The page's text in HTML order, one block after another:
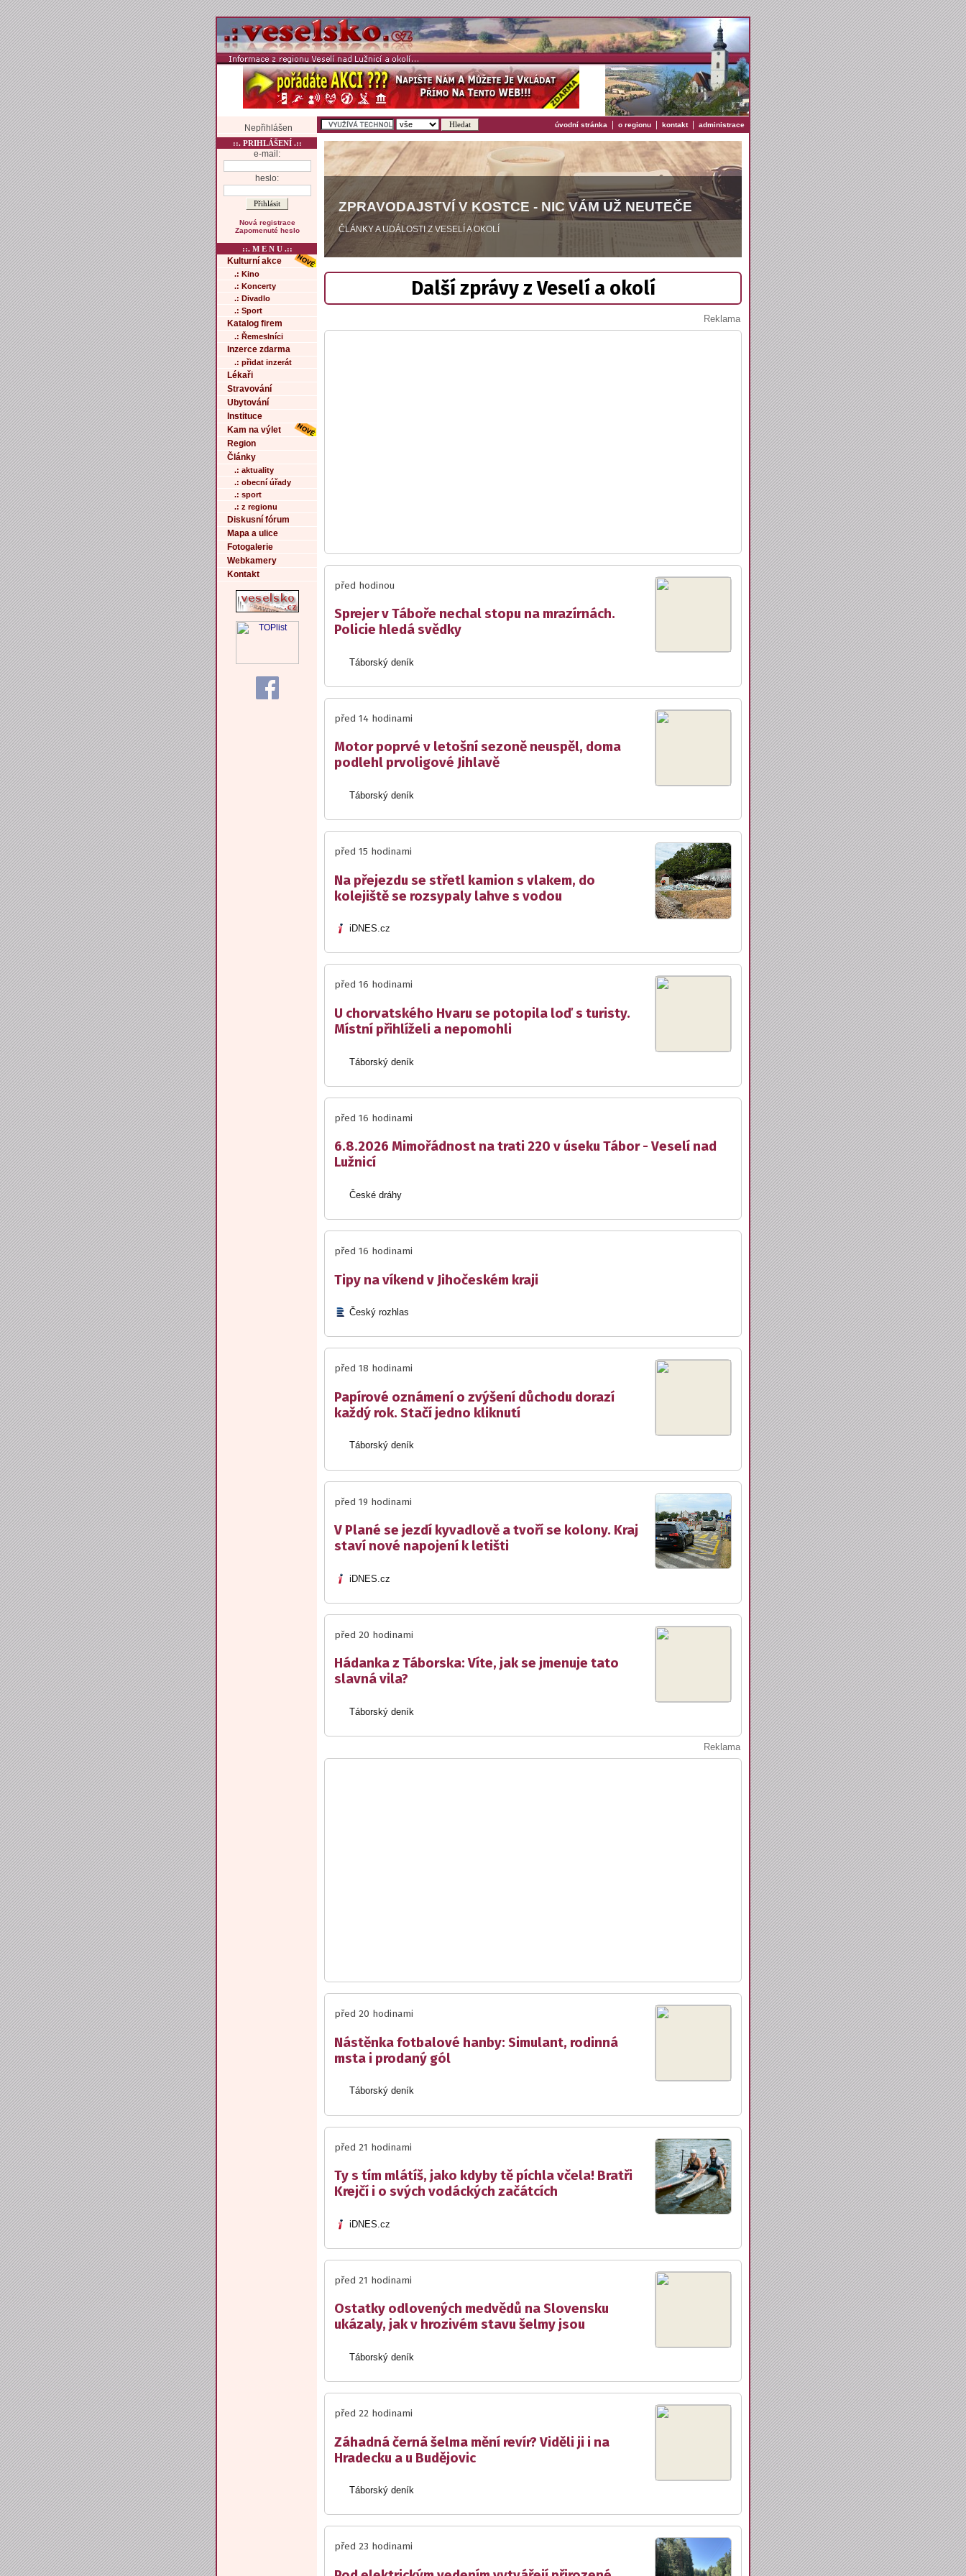
Nepřihlášen úvodní stránka | o regionu | kontakt| administrace
::. PRIHLÁŠENÍ .::
e-mail:
heslo:
Nová registrace
Zapomenuté heslo
::. M E N U .::
Kulturní akce
.: Kino
.: Koncerty
.: Divadlo
.: Sport
Katalog firem
.: Řemeslníci
Inzerce zdarma
.: přidat inzerát
Lékaři
Stravování
Ubytování
Instituce
Kam na výlet
Region
Články
.: aktuality
.: obecní úřady
.: sport
.: z regionu
Diskusní fórum
Mapa a ulice
Fotogalerie
Webkamery
Kontakt
ZPRAVODAJSTVÍ V KOSTCE - NIC VÁM UŽ NEUTEČE
ČLÁNKY A UDÁLOSTI Z VESELÍ A OKOLÍ
Další zprávy z Veselí a okolí
Reklama
před hodinou
Sprejer v Táboře nechal stopu na mrazírnách.
Policie hledá svědky
Táborský deník
před 14 hodinami
Motor poprvé v letošní sezoně neuspěl, doma
podlehl prvoligové Jihlavě
Táborský deník
před 15 hodinami
Na přejezdu se střetl kamion s vlakem, do
kolejiště se rozsypaly lahve s vodou
iDNES.cz
před 16 hodinami
U chorvatského Hvaru se potopila loď s turisty.
Místní přihlíželi a nepomohli
Táborský deník
před 16 hodinami
6.8.2026 Mimořádnost na trati 220 v úseku Tábor - Veselí nad
Lužnicí
České dráhy
před 16 hodinami
Tipy na víkend v Jihočeském kraji
Český rozhlas
před 18 hodinami
Papírové oznámení o zvýšení důchodu dorazí
každý rok. Stačí jedno kliknutí
Táborský deník
před 19 hodinami
V Plané se jezdí kyvadlově a tvoří se kolony. Kraj
staví nové napojení k letišti
iDNES.cz
před 20 hodinami
Hádanka z Táborska: Víte, jak se jmenuje tato
slavná vila?
Táborský deník
Reklama
před 20 hodinami
Nástěnka fotbalové hanby: Simulant, rodinná
msta i prodaný gól
Táborský deník
před 21 hodinami
Ty s tím mlátíš, jako kdyby tě píchla včela! Bratři
Krejčí i o svých vodáckých začátcích
iDNES.cz
před 21 hodinami
Ostatky odlovených medvědů na Slovensku
ukázaly, jak v hrozivém stavu šelmy jsou
Táborský deník
před 22 hodinami
Záhadná černá šelma mění revír? Viděli ji i na
Hradecku a u Budějovic
Táborský deník
před 23 hodinami